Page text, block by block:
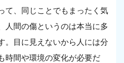
て、同じことでもまったく気
人間の傷というのは本当に多
。目に見えないから人には分
時間や環境の変化が必要だ